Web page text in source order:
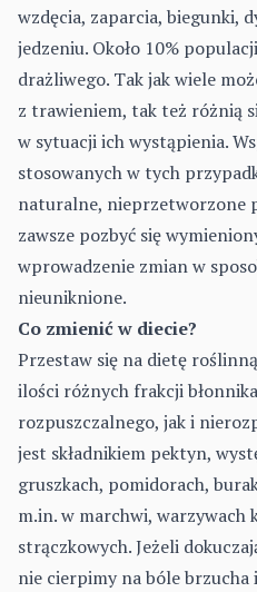
wzdęcia, zaparcia, biegunki,
jedzeniu. Około 10%
drażliwego. Tak jak wiele
z trawieniem, tak też różnią
w sytuacji ich wystąpienia.
stosowanych w tych
naturalne, nieprzetworzone
zawsze pozbyć się
wprowadzenie zmian w
nieuniknione.
Co zmienić w diecie?
Przestaw się na dietę
ilości różnych frakcji
rozpuszczalnego, jak i
jest składnikiem pektyn,
gruszkach, pomidorach,
m.in. w marchwi, warzywach
strączkowych. Jeżeli
nie cierpimy na bóle brzucha